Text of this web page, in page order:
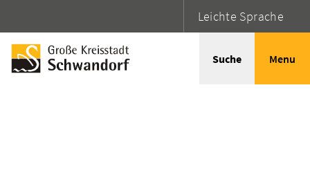
Leichte Sprache
Suche Menu